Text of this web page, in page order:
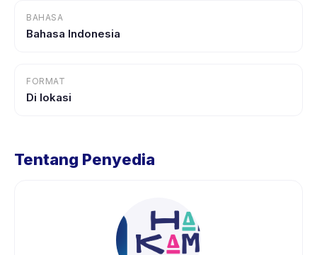
BAHASA
Bahasa Indonesia
FORMAT
Di lokasi
Tentang Penyedia